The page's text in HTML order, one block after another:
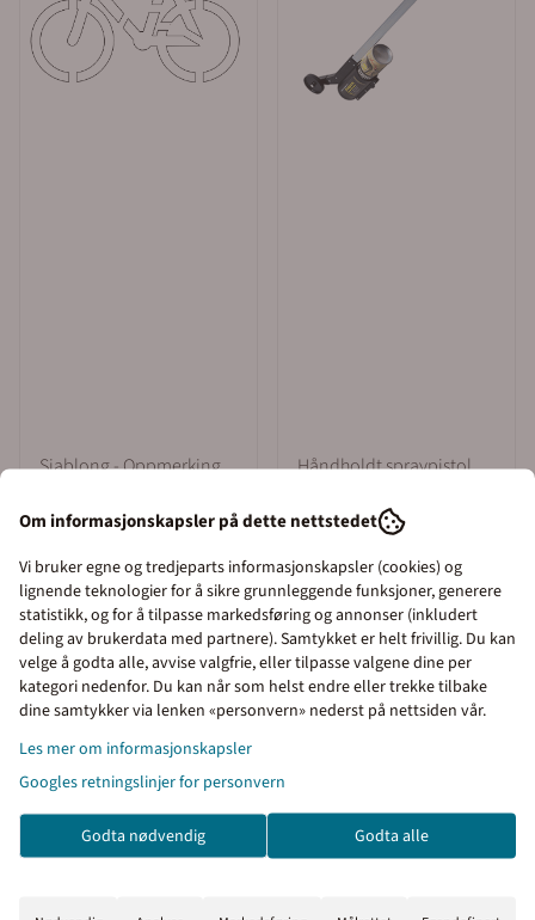
Sjablong - Oppmerking
2.438,-
Kjøp
Håndholdt spraypistol
1.950,-
Kjøp
Informasjon
Slitesterk Merkespray for
Parkingsplass - asfalt og betong
Priser inkl. eller ekskl.
mva
I denne butikken kan du
velge om du vil se prisene
med eller uten moms.
Om informasjonskapsler på dette nettstedet
Vi bruker egne og tredjeparts informasjonskapsler (cookies) og
lignende teknologier for å sikre grunnleggende funksjoner, generere
statistikk, og for å tilpasse markedsføring og annonser (inkludert
deling av brukerdata med partnere). Samtykket er helt frivillig. Du kan
velge å godta alle, avvise valgfrie, eller tilpasse valgene dine per
kategori nedenfor. Du kan når som helst endre eller trekke tilbake
dine samtykker via lenken «personvern» nederst på nettsiden vår.
Les mer om informasjonskapsler
Googles retningslinjer for personvern
Godta nødvendig Godta alle